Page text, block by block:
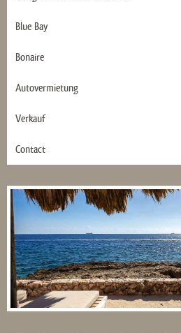
Blue Bay
Bonaire
Autovermietung
Verkauf
Contact